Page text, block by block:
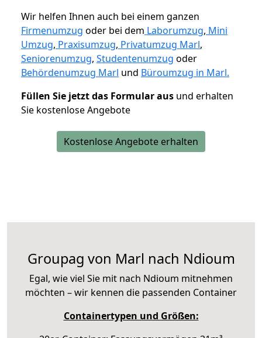
Wir helfen Ihnen auch bei einem ganzen
Firmenumzug oder bei dem Laborumzug, Mini
Umzug, Praxisumzug, Privatumzug Marl,
Seniorenumzug, Studentenumzug oder
Behördenumzug Marl und Büroumzug in Marl.
Füllen Sie jetzt das Formular aus und erhalten
Sie kostenlose Angebote
Kostenlose Angebote erhalten
Groupag von Marl nach Ndioum
Egal, wie viel Sie mit nach Ndioum mitnehmen
möchten – wir kennen die passenden Container
Containertypen und Größen: